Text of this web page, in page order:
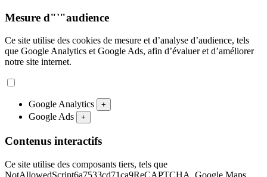
Mesure d"'"audience
Ce site utilise des cookies de mesure et d’analyse d’audience, tels
que Google Analytics et Google Ads, afin d’évaluer et d’améliorer
notre site internet.
Google Analytics +
Google Ads +
Contenus interactifs
Ce site utilise des composants tiers, tels que
NotAllowedScript6a7533cd71ca9ReCAPTCHA, Google Maps,